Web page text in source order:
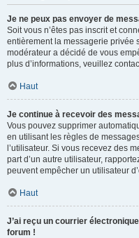
Je ne peux pas envoyer de
Soit vous n’êtes pas inscrit et
entièrement la messagerie privée
modérateur a décidé de vous
plus d’informations, veuillez
Haut
Je continue à recevoir des
Vous pouvez supprimer
en utilisant les règles de
l’utilisateur. Si vous recevez des
part d’un autre utilisateur,
peuvent empêcher un utilisateur
Haut
J’ai reçu un courrier
forum !